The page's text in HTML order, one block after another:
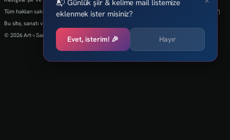
Tüm hakları saklıdır.(biz kaybettik bulan varsa info@art-isanat.com.tr'ye mail atabilir mi?)
Bu site, sanatı ve yaratıcılığı dijital dünyaya taşıma arzusu ile kurulmuştur.
© 2026 Art-ı Sanat
📬 Günlük şiir & kelime mail listemize
eklenmek ister misiniz?
Evet, isterim! 🎉 Hayır